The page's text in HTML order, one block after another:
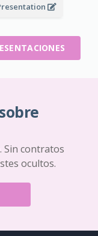
Sin contratos
ocultos.